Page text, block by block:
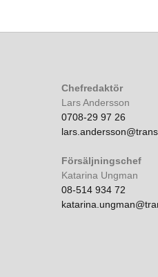
Chefredaktör
Lars Andersson
0708-29 97 26
Försäljningschef
Katarina Ungman
08-514 934 72